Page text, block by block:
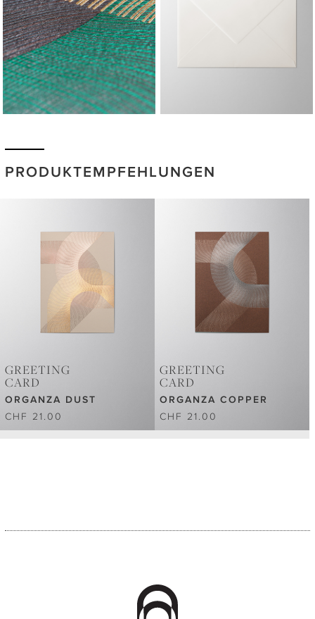
PRODUKTEMPFEHLUNGEN
GREETING
CARD
ORGANZA DUST
CHF 21.00
GREETING
CARD
ORGANZA COPPER
CHF 21.00